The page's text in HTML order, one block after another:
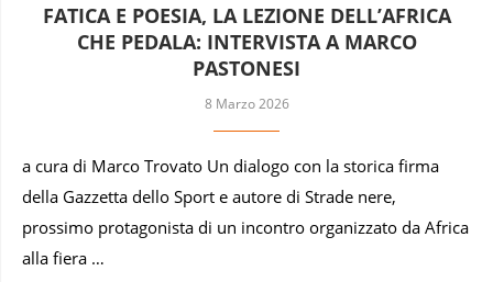
FATICA E POESIA, LA LEZIONE DELL’AFRICA
CHE PEDALA: INTERVISTA A MARCO
PASTONESI
8 Marzo 2026
a cura di Marco Trovato Un dialogo con la storica firma
della Gazzetta dello Sport e autore di Strade nere,
prossimo protagonista di un incontro organizzato da Africa
alla fiera …